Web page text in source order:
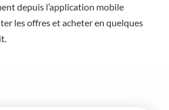
depuis l’application mobile
les offres et acheter en quelques